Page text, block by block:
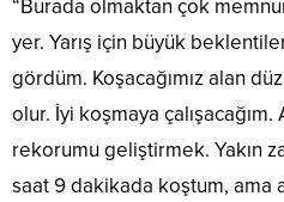
“Burada olmaktan çok
yer. Yarış için büyük
gördüm. Koşacağımız alan
olur. İyi koşmaya
rekorumu geliştirmek. Yakın
saat 9 dakikada koştum, ama